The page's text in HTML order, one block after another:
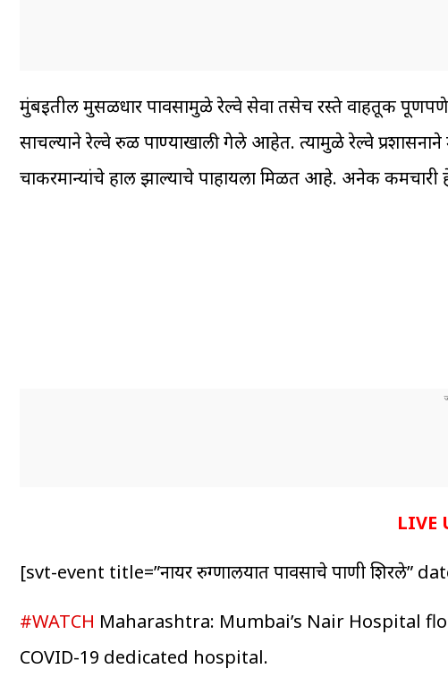
मुंबईतील मुसळधार पावसामुळे रेल्वे सेवा तसेच रस्ते वाहतूक
साचल्याने रेल्वे रुळ पाण्याखाली गेले आहेत. त्यामुळे रेल्वे
चाकरमान्यांचे हाल झाल्याचे पाहायला मिळत आहे. अनेक
LIVE
[svt-event title=”नायर रुग्णालयात पावसाचे पाणी शिरले”
#WATCH Maharashtra: Mumbai’s Nair Hospital
COVID-19 dedicated hospital.